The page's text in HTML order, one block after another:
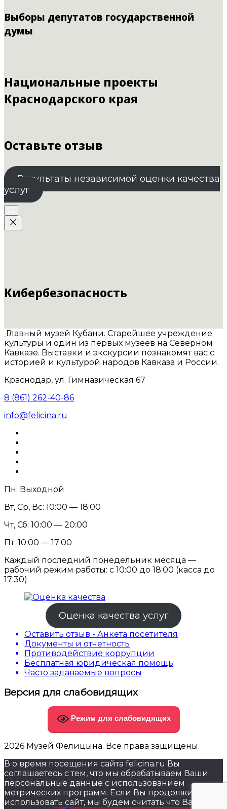
Выборы депутатов государственной
думы
Национальные проекты
Краснодарского края
Оставьте отзыв
Результаты независимой оценки качества
услуг
Кибербезопасность
Главный музей Кубани. Старейшее учреждение
культуры и один из первых музеев на Северном
Кавказе. Выставки и экскурсии познакомят вас с
историей и культурой народов Кавказа и России.
Краснодар, ул. Гимназическая 67
8 (861) 262-40-86
info@felicina.ru
Пн: Выходной
Вт, Ср, Вс: 10:00 — 18:00
Чт, Сб: 10:00 — 20:00
Пт: 10:00 — 17:00
Каждый последний понедельник месяца —
рабочий режим работы: с 10:00 до 18:00 (касса до
17:30)
Оценка качества услуг
Оставить отзыв - Анкета посетителя
Документы и отчетность
Противодействие коррупции
Бесплатная юридическая помощь
Часто задаваемые вопросы
Версия для слабовидящих
Режим для слабовидящих
2026 Музей Фелицына. Все права защищены.
В о время посещения сайта felicina.ru Вы
соглашаетесь с тем, что мы обрабатываем Ваши
персональные данные с использованием
метрических программ. Если Вы продолжите
использовать сайт, мы будем считать что Вас это